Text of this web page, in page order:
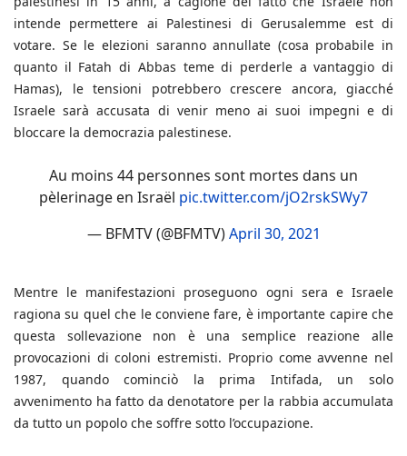
intende permettere ai Palestinesi di Gerusalemme est di
votare. Se le elezioni saranno annullate (cosa probabile in
quanto il Fatah di Abbas teme di perderle a vantaggio di
Hamas), le tensioni potrebbero crescere ancora, giacché
Israele sarà accusata di venir meno ai suoi impegni e di
bloccare la democrazia palestinese.
Au moins 44 personnes sont mortes dans un
pèlerinage en Israël pic.twitter.com/jO2rskSWy7
— BFMTV (@BFMTV)April 30, 2021
Mentre le manifestazioni proseguono ogni sera e Israele
ragiona su quel che le conviene fare, è importante capire che
questa sollevazione non è una semplice reazione alle
provocazioni di coloni estremisti. Proprio come avvenne nel
1987, quando cominciò la prima Intifada, un solo
avvenimento ha fatto da denotatore per la rabbia accumulata
da tutto un popolo che soffre sotto l’occupazione.